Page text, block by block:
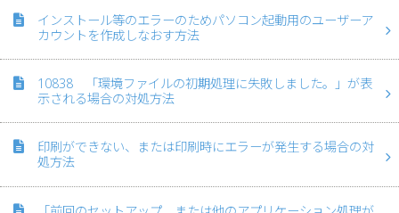
インストール等のエラーのためパソコン起動用のユーザーア
カウントを作成しなおす方法
10838 「環境ファイルの初期処理に失敗しました。」が表
示される場合の対処方法
印刷ができない、または印刷時にエラーが発生する場合の対
処方法